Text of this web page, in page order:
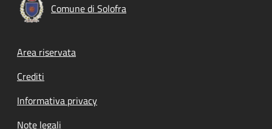
Comune di Solofra
Footer menu
Area riservata
Crediti
Informativa privacy
Note legali